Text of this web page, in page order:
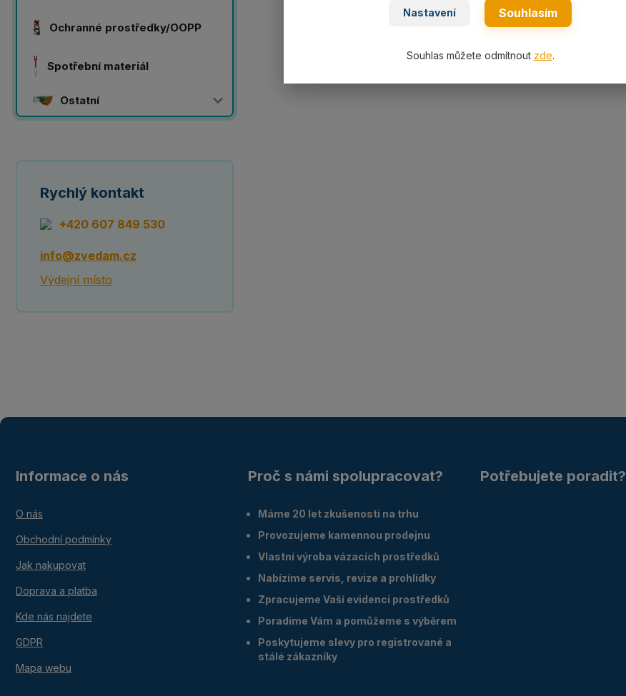
Ochranné prostředky/OOPP
Spotřební materiál
Ostatní
Rychlý kontakt
+420 607 849 530
info@zvedam.cz
Výdejní místo
Informace o nás
O nás
Obchodní podmínky
Jak nakupovat
Doprava a platba
Kde nás najdete
GDPR
Mapa webu
Proč s námi spolupracovat?
Máme 20 let zkušeností na trhu
Provozujeme kamennou prodejnu
Vlastní výroba vázacích prostředků
Nabízíme servis, revize a prohlídky
Zpracujeme Vaší evidenci prostředků
Poradíme Vám a pomůžeme s výběrem
Poskytujeme slevy pro registrované a
stálé zákazníky
Potřebujete poradit?
Nastavení Souhlasím
Souhlas můžete odmítnout zde.